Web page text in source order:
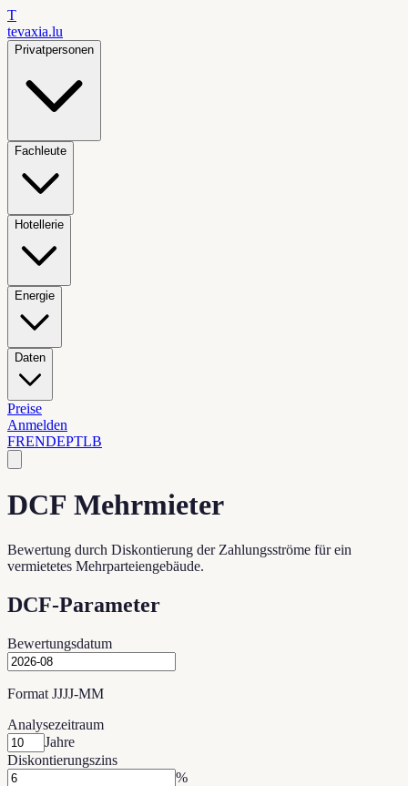
T
tevaxia.lu
Privatpersonen
Fachleute
Hotellerie
Energie
Daten
Preise
Anmelden
FRENDEPTLB
DCF Mehrmieter
Bewertung durch Diskontierung der Zahlungsströme für ein
vermietetes Mehrparteiengebäude.
DCF-Parameter
Bewertungsdatum
Format JJJJ-MM
Analysezeitraum
Jahre
Diskontierungszins
%